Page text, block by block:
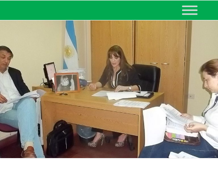
MINISTERIO DE EDUCACIÓN
DE CORRIENTES